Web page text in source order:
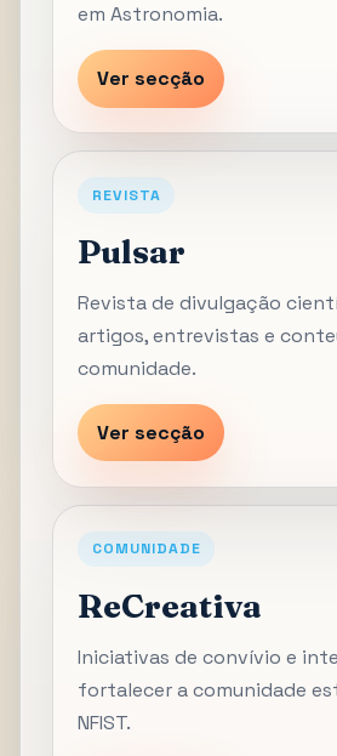
em Astronomia.
Ver secção
REVISTA
Pulsar
Revista de divulgação
artigos, entrevistas e
comunidade.
Ver secção
COMUNIDADE
ReCreativa
Iniciativas de convívio e
fortalecer a comunidade
NFIST.